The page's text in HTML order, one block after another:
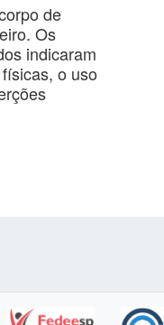
de
Os
indicaram
o uso